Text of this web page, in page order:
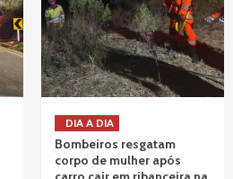
DIA A DIA
Bombeiros resgatam
corpo de mulher após